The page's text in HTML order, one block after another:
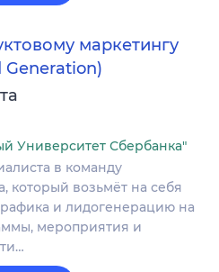
маркетингу
Generation)
Университет Сбербанка"
в команду
который возьмёт на себя
и лидогенерацию на
мероприятия и